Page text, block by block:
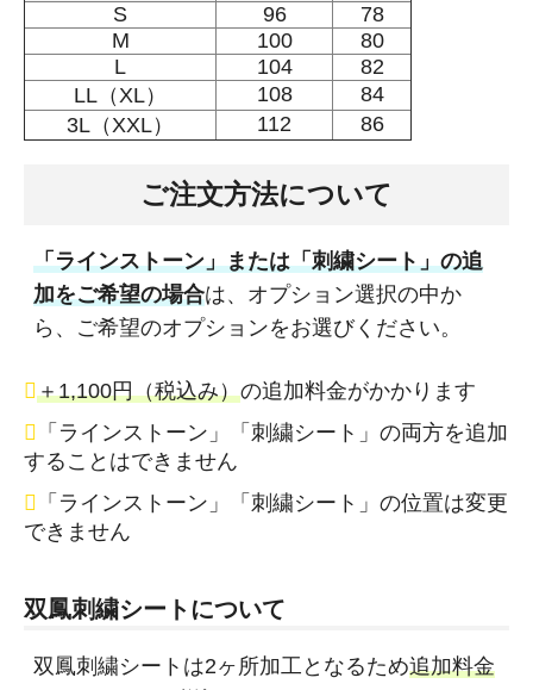
S
96
78
M
100
80
L
104
82
LL（XL）
108
84
3L（XXL）
112 86
ご注文方法について
「ラインストーン」または「刺繍シート」の追
加をご希望の場合は、オプション選択の中か
ら、ご希望のオプションをお選びください。
＋1,100円（税込み）の追加料金がかかります
「ラインストーン」「刺繍シート」の両方を追加
することはできません
「ラインストーン」「刺繍シート」の位置は変更
できません
双鳳刺繍シートについて
双鳳刺繍シートは2ヶ所加工となるため追加料金